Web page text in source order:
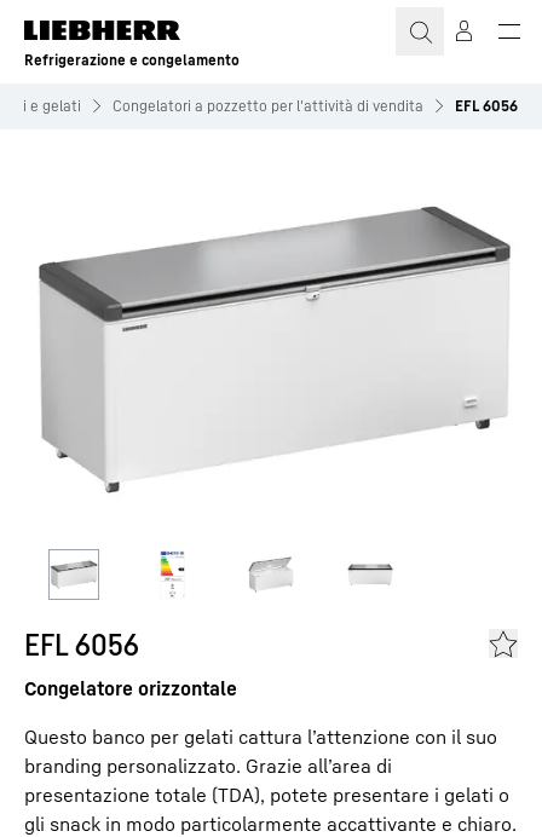
Refrigerazione e congelamento
e gelati Congelatori a pozzetto per l'attività di vendita EFL 6056
EFL 6056
Congelatore orizzontale
Questo banco per gelati cattura l’attenzione con il suo
branding personalizzato. Grazie all’area di
presentazione totale (TDA), potete presentare i gelati o
gli snack in modo particolarmente accattivante e chiaro.